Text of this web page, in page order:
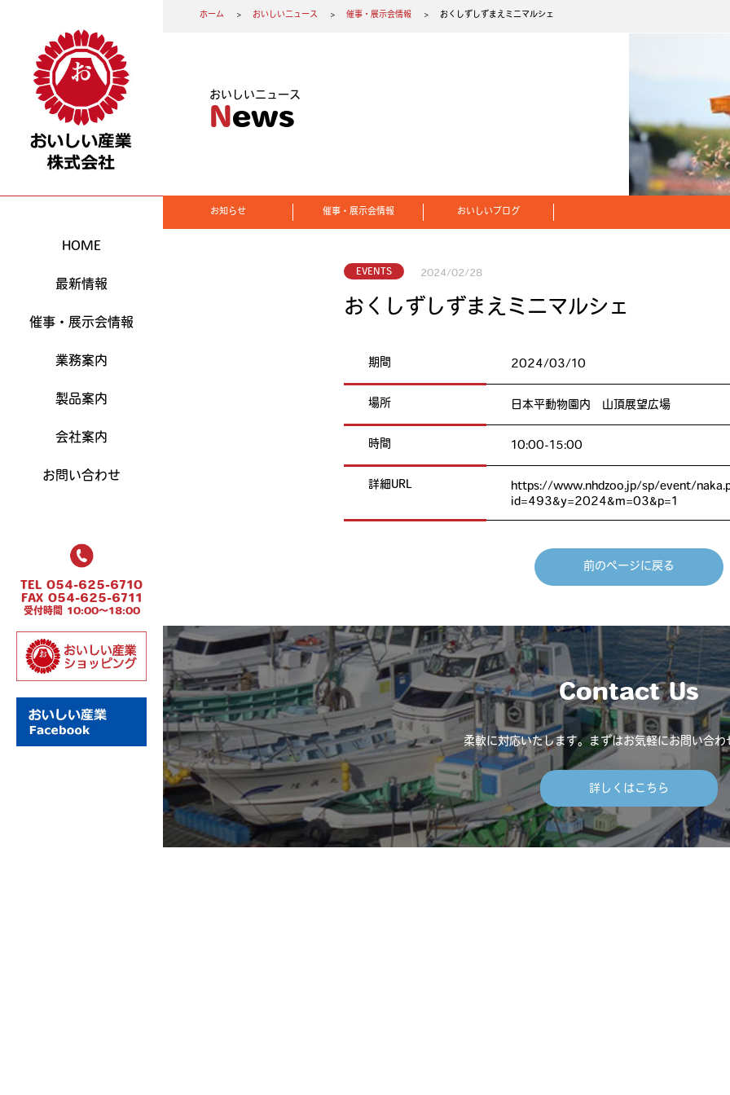
HOME
最新情報
催事・展示会情報
業務案内
製品案内
会社案内
お問い合わせ
TEL 054-625-6710
FAX 054-625-6711
受付時間 10:00～18:00
ホーム おいしいニュース 催事・展示会情報 おくしずしずまえミニマルシェ
おいしいニュース
News
お知らせ 催事・展示会情報 おいしいブログ
EVENTS 2024/02/28
おくしずしずまえミニマルシェ
期間 2024/03/10
場所 日本平動物園内 山頂展望広場
時間 10:00-15:00
詳細URL
https://www.nhdzoo.jp/sp/event/
id=493&y=2024&m=03&p=1
前のページに戻る
Contact Us
柔軟に対応いたします。まずはお気軽にお問い合わ
詳しくはこちら